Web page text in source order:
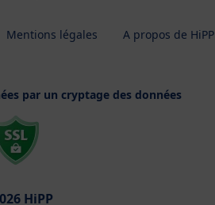
Mentions légales A propos de HiPP
par un cryptage des données
HiPP